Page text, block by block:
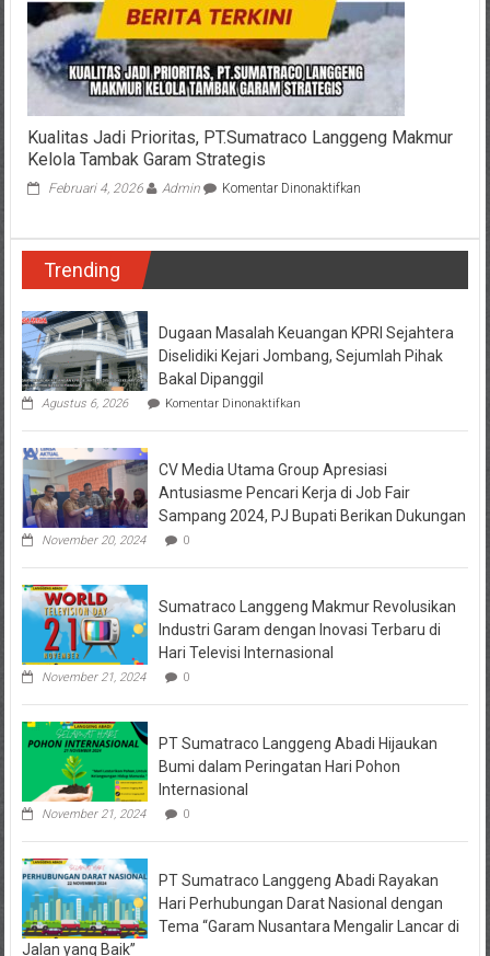
Kualitas Jadi Prioritas, PT.Sumatraco Langgeng Makmur
Kelola Tambak Garam Strategis
Februari 4, 2026 Admin Komentar Dinonaktifkanpada
Langgeng
Kelola
Tambak
Garam
Trending
Dugaan Masalah Keuangan KPRI Sejahtera
Diselidiki Kejari Jombang, Sejumlah Pihak
Bakal Dipanggil
Agustus 6, 2026 Komentar Dinonaktifkanpada
Masalah
KPRI
Sejahtera
Diselidiki
Kejari
Pihak
Dipanggil
CV Media Utama Group Apresiasi
Antusiasme Pencari Kerja di Job Fair
Sampang 2024, PJ Bupati Berikan Dukungan
November 20, 2024 0
Sumatraco Langgeng Makmur Revolusikan
Industri Garam dengan Inovasi Terbaru di
Hari Televisi Internasional
November 21, 2024 0
PT Sumatraco Langgeng Abadi Hijaukan
Bumi dalam Peringatan Hari Pohon
Internasional
November 21, 2024 0
PT Sumatraco Langgeng Abadi Rayakan
Hari Perhubungan Darat Nasional dengan
Tema “Garam Nusantara Mengalir Lancar di
Jalan yang Baik”